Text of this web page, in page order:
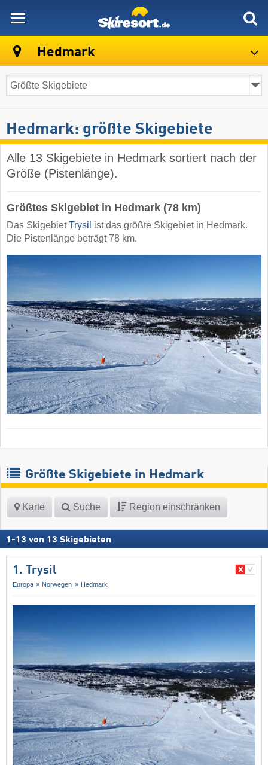
Hedmark
Hedmark: größte Skigebiete
Alle 13 Skigebiete in Hedmark sortiert nach der
Größe (Pistenlänge).
Größtes Skigebiet in Hedmark (78 km)
Das SkigebietTrysil ist das größte Skigebiet in Hedmark.
Die Pistenlänge beträgt 78 km.
Größte Skigebiete in Hedmark
Karte Suche Region einschränken
1 -13 von 13 Skigebieten
1. Trysil
Europa Norwegen Hedmark